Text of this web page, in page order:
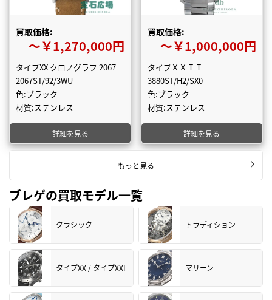
買取価格:
〜￥1,270,000円
タイプXX クロノグラフ 2067
2067ST/92/3WU
色:ブラック
材質:ステンレス
詳細を見る
買取価格:
〜￥1,000,000円
タイプＸＸＩＩ
3880ST/H2/SX0
色:ブラック
材質:ステンレス
詳細を見る
もっと見る
ブレゲの買取モデル一覧
クラシック トラディション
タイプXX / タイプXXI マリーン